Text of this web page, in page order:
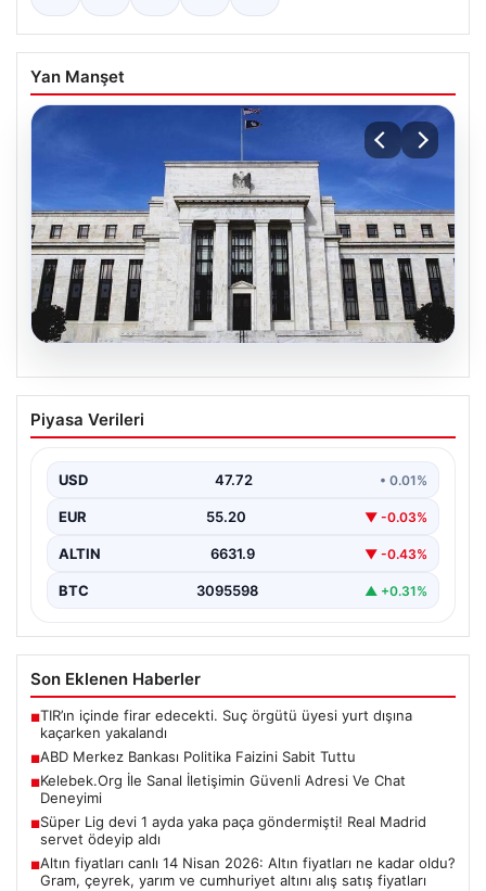
Yan Manşet
08.08.2026
ABD Merkez Bankası Politika Faizini
Sabit Tuttu
göstergelerin ve piyasa beklentilerinin ışığında politika
faiz oranını…
Piyasa Verileri
USD 47.72 • 0.01%
EUR 55.20 ▼ -0.03%
ALTIN 6631.9 ▼ -0.43%
BTC 3095598 ▲ +0.31%
Son Eklenen Haberler
■TIR’ın içinde firar edecekti. Suç örgütü üyesi yurt dışına
kaçarken yakalandı
■ABD Merkez Bankası Politika Faizini Sabit Tuttu
■Kelebek.Org İle Sanal İletişimin Güvenli Adresi Ve Chat
Deneyimi
■Süper Lig devi 1 ayda yaka paça göndermişti! Real Madrid
servet ödeyip aldı
■Altın fiyatları canlı 14 Nisan 2026: Altın fiyatları ne kadar oldu?
Gram, çeyrek, yarım ve cumhuriyet altını alış satış fiyatları